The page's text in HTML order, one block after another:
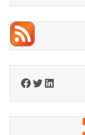
Facebook
Twitter
LinkedIn